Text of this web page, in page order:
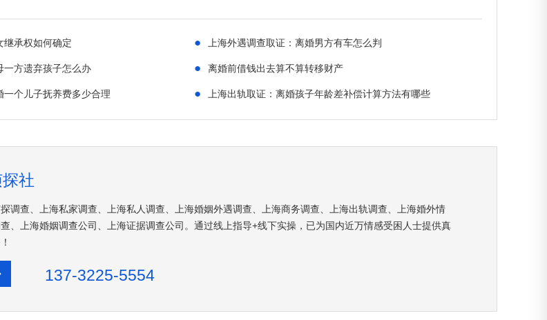
继承权如何确定 ● 上海外遇调查取证：离婚男方有车怎么判
一方遗弃孩子怎么办 ● 离婚前借钱出去算不算转移财产
一个儿子抚养费多少合理 ● 上海出轨取证：离婚孩子年龄差补偿计算方法有哪些
探社
调查、上海私家调查、上海私人调查、上海婚姻外遇调查、上海商务调查、上海出轨调查、上海婚外情
、上海婚姻调查公司、上海证据调查公司。通过线上指导+线下实操，已为国内近万情感受困人士提供真
137-3225-5554